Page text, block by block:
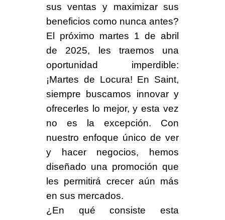
sus ventas y maximizar sus
beneficios como nunca antes?
El próximo martes 1 de abril
de 2025, les traemos una
oportunidad imperdible:
¡Martes de Locura! En Saint,
siempre buscamos innovar y
ofrecerles lo mejor, y esta vez
no es la excepción. Con
nuestro enfoque único de ver
y hacer negocios, hemos
diseñado una promoción que
les permitirá crecer aún más
en sus mercados.
¿ En qué consiste esta